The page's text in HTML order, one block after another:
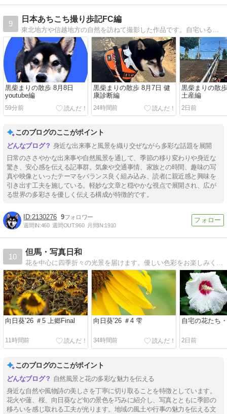
9
日本あちこち撮り歩記FC編
東北地方や信越地方の自然を訪ねて撮影した作品です。自宅いる時は黒柴ワンコとの散歩写真が主になります。
黒柴まりの散歩 8月8日
youtube編
59分前
黒柴まりの散歩 8月7日 健
康診断編
24時間前
黒柴まりの散
土産編
2日前
このブログのここがポイント
身近な出来事と風景を織り交ぜながら多彩な話題を展開
日常のささやかな出来事や自然風景を通して、季節の移り変わりや身近な
驚き、安心感を伝える記事群。気象や交通事情、家族との時間、趣味の写
真や映像といったテーマをバランス良く組み込み、読者に親近感と興味を
引き出す工夫を施している。軽妙な文章と穏やかな視点で展開され、広が
る世界の多彩さを優しく伝える構成が特徴的です。
2130276 9
週間IN:460 週間OUT:960 月間IN:1910
10
但馬・写真日和
向日葵’26 ＃5 上郷Final
11時間前
向日葵’26 ＃4 雫
34時間前
自宅の花たち
2日前
このブログのここがポイント
自然風景と花の多彩な魅力を伝える
身近な自然や風物詩の美しさを丁寧に切り取ることを特徴としています。
花火や蓮、桜、向日葵など旬の景色を巧みに紹介し、写真とともに季節の
移ろいを感じ取れる工夫が光ります。地域の風土や行事の魅力を伝える文